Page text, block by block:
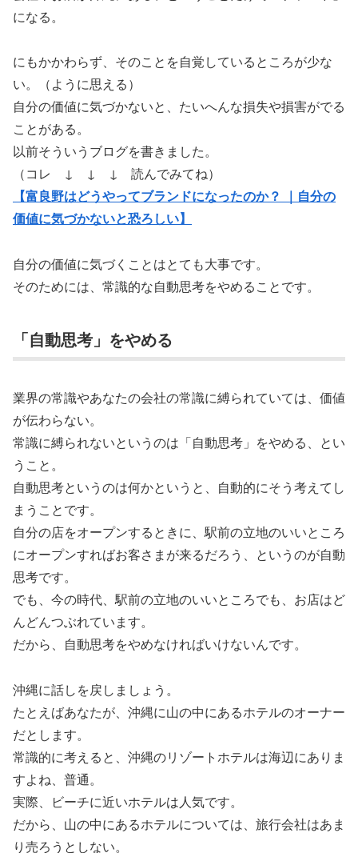
になる。
にもかかわらず、そのことを自覚しているところが少な
い。（ように思える）
自分の価値に気づかないと、たいへんな損失や損害がでる
ことがある。
以前そういうブログを書きました。
（コレ ↓ ↓ ↓ 読んでみてね）
【富良野はどうやってブランドになったのか？ ｜自分の
価値に気づかないと恐ろしい】
自分の価値に気づくことはとても大事です。
そのためには、常識的な自動思考をやめることです。
「自動思考」をやめる
業界の常識やあなたの会社の常識に縛られていては、価値
が伝わらない。
常識に縛られないというのは「自動思考」をやめる、とい
うこと。
自動思考というのは何かというと、自動的にそう考えてし
まうことです。
自分の店をオープンするときに、駅前の立地のいいところ
にオープンすればお客さまが来るだろう、というのが自動
思考です。
でも、今の時代、駅前の立地のいいところでも、お店はど
んどんつぶれています。
だから、自動思考をやめなければいけないんです。
沖縄に話しを戻しましょう。
たとえばあなたが、沖縄に山の中にあるホテルのオーナー
だとします。
常識的に考えると、沖縄のリゾートホテルは海辺にありま
すよね、普通。
実際、ビーチに近いホテルは人気です。
だから、山の中にあるホテルについては、旅行会社はあま
り売ろうとしない。